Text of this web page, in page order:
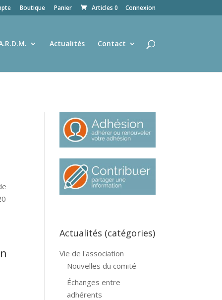
Connexion
Boutique Panier Articles 0
Actualités Contact
Actualités (catégories)
Vie de l'association
Nouvelles du comité
Échanges entre
adhérents